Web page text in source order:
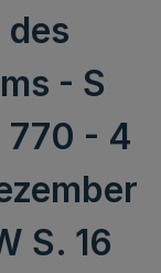
- S
770 - 4
S. 16